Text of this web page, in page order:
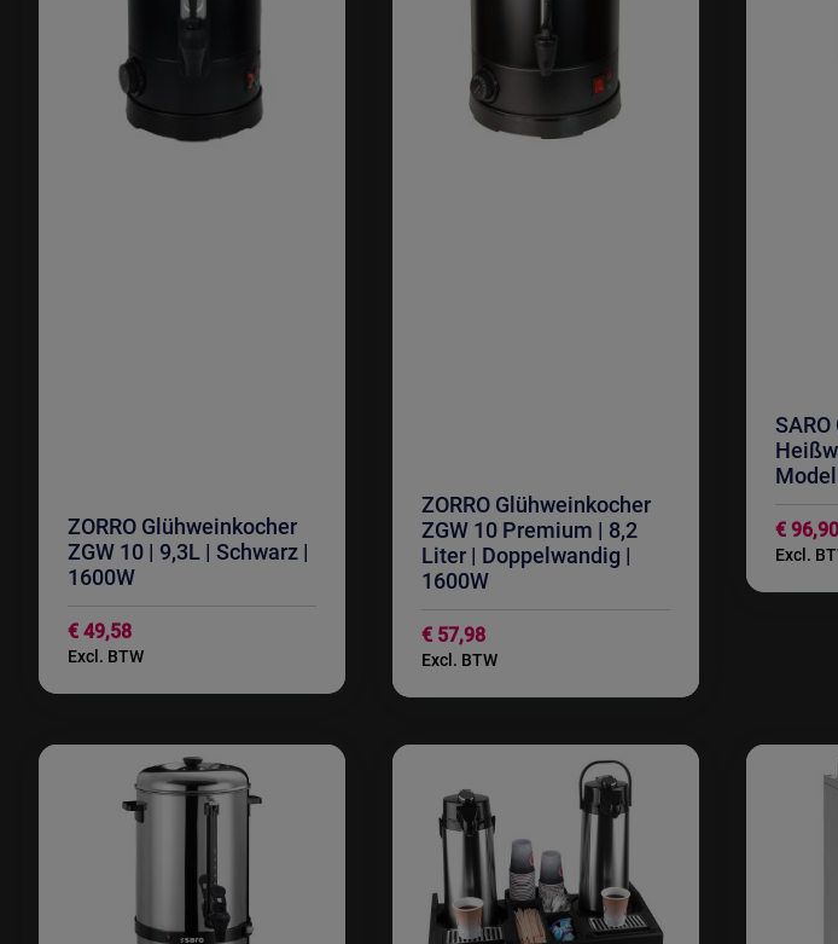
ZORRO Glühweinkocher
ZGW 10 | 9,3L | Schwarz |
1600W
€ 49,58
ZORRO Glühweinkocher
ZGW 10 Premium | 8,2
Liter | Doppelwandig |
1600W
€ 57,98
€ 96,90